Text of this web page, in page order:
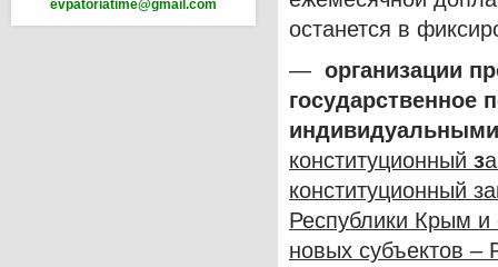
evpatoriatime@gmail.com
останется в
— организации
государственное
конституционный з
конституционный
Республики Крым и
новых субъектов –